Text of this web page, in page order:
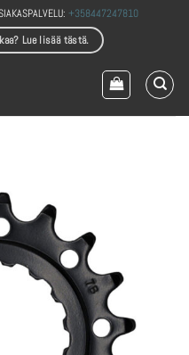
+358447247810
Lue lisää tästä.